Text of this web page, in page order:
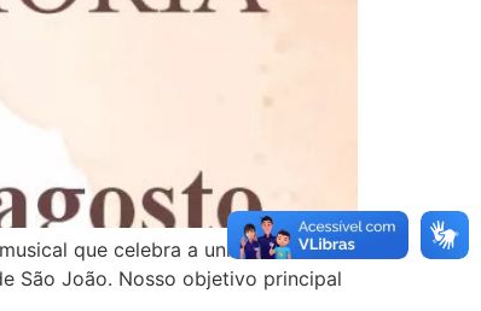
que celebra a união entre a
São João. Nosso objetivo principal